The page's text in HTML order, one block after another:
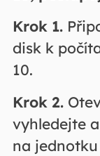
Krok 1.
disk k
10.
Krok 2.
vyhledejte
na jednotku